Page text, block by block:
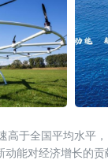
高于全国平均水平，
能对经济增长的贡